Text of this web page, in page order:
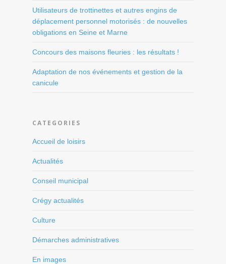
Utilisateurs de trottinettes et autres engins de
déplacement personnel motorisés : de nouvelles
obligations en Seine et Marne
Concours des maisons fleuries : les résultats !
Adaptation de nos événements et gestion de la
canicule
CATEGORIES
Accueil de loisirs
Actualités
Conseil municipal
Crégy actualités
Culture
Démarches administratives
En images